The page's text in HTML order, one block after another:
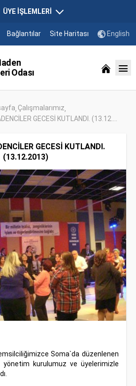
ÜYE İŞLEMLERİ
Bağlantılar Site Haritası English
Odası
Çalışmalarımız
GECESİ KUTLANDI. (13.12....
GECESİ KUTLANDI.
(13.12.2013)
Soma`da düzenlenen
yönetim kurulumuz ve üyelerimizle